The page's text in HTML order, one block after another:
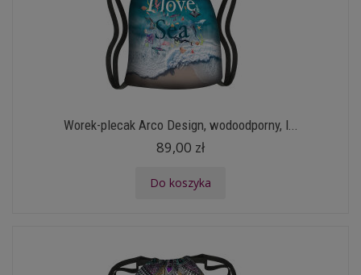
Worek-plecak Arco Design, wodoodporny, l...
89,00 zł
Do koszyka